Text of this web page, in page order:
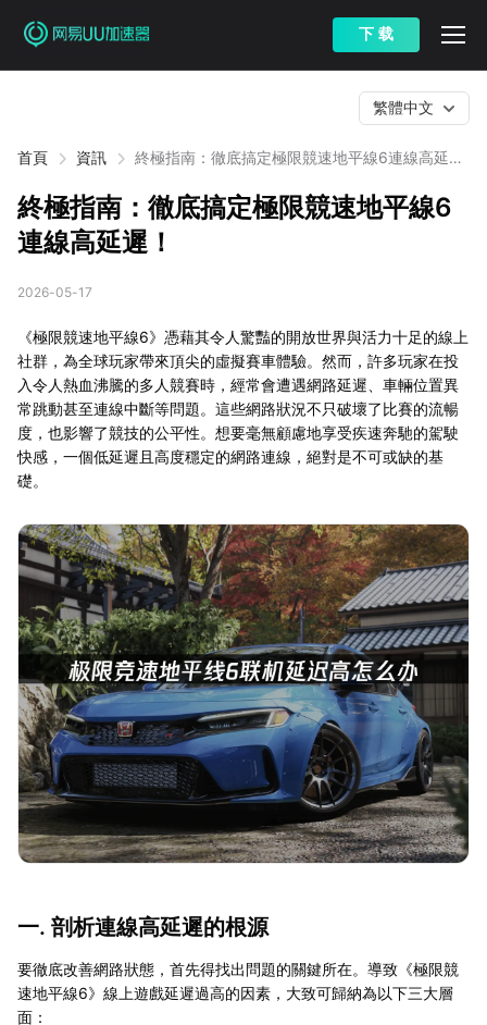
下 载
首頁 資訊
終極指南：徹底搞定極限競速地平線6連線高延
繁體中文
終極指南：徹底搞定極限競速地平線6
連線高延遲！
2026-05-17
《極限競速地平線6》憑藉其令人驚豔的開放世界與活力十足的線上
社群，為全球玩家帶來頂尖的虛擬賽車體驗。然而，許多玩家在投
入令人熱血沸騰的多人競賽時，經常會遭遇網路延遲、車輛位置異
常跳動甚至連線中斷等問題。這些網路狀況不只破壞了比賽的流暢
度，也影響了競技的公平性。想要毫無顧慮地享受疾速奔馳的駕駛
快感，一個低延遲且高度穩定的網路連線，絕對是不可或缺的基
礎。
一. 剖析連線高延遲的根源
要徹底改善網路狀態，首先得找出問題的關鍵所在。導致《極限競
速地平線6》線上遊戲延遲過高的因素，大致可歸納為以下三大層
面：